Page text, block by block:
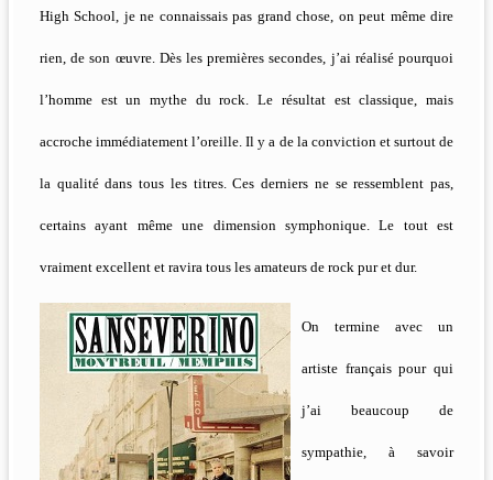
High School, je ne connaissais pas grand chose, on peut même dire
rien, de son œuvre. Dès les premières secondes, j’ai réalisé pourquoi
l’homme est un mythe du rock. Le résultat est classique, mais
accroche immédiatement l’oreille. Il y a de la conviction et surtout de
la qualité dans tous les titres. Ces derniers ne se ressemblent pas,
certains ayant même une dimension symphonique. Le tout est
vraiment excellent et ravira tous les amateurs de rock pur et dur.
On termine avec un
artiste français pour qui
j’ai beaucoup de
sympathie, à savoir